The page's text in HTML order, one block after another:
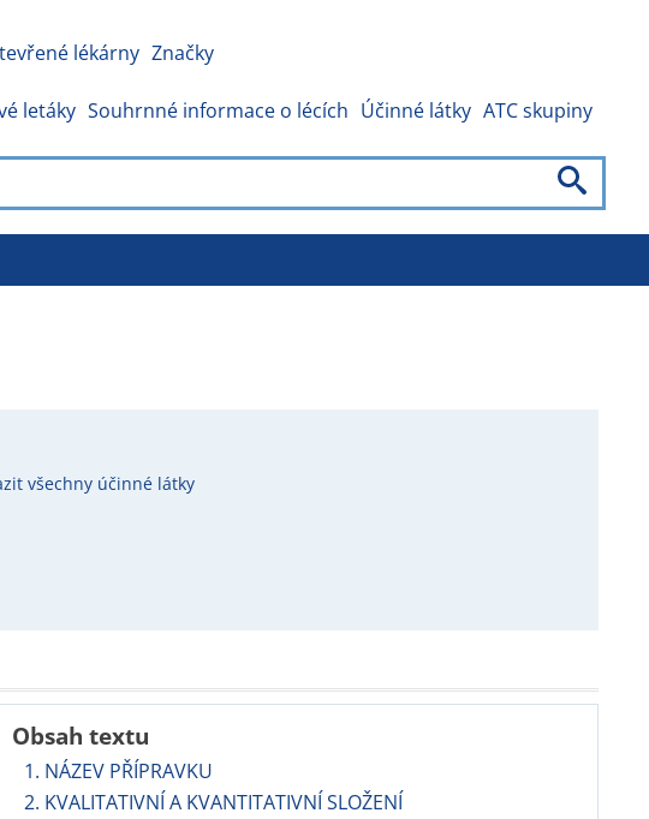
lékárny Značky
letáky Souhrnné informace o lécích Účinné látky ATC skupiny
všechny účinné látky
Obsah textu
1. NÁZEV PŘÍPRAVKU
2. KVALITATIVNÍ A KVANTITATIVNÍ SLOŽENÍ